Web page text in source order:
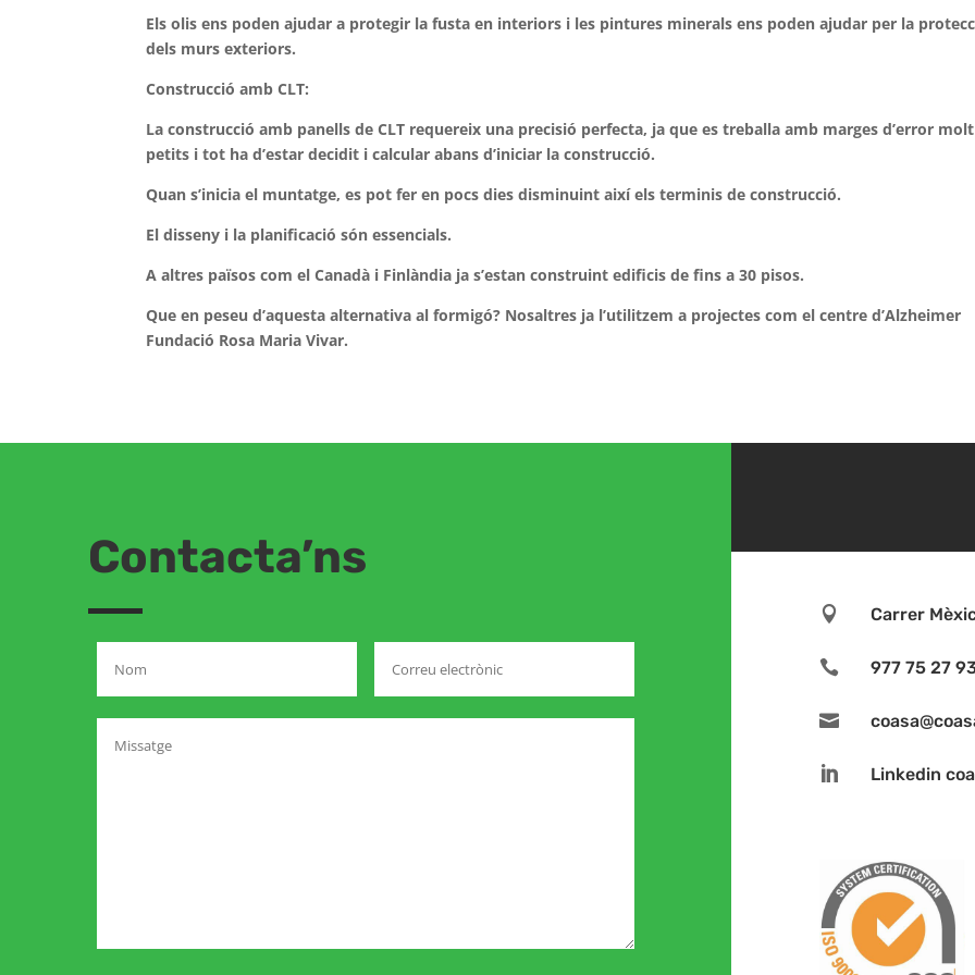
Els olis ens poden ajudar a protegir la fusta en interiors i les pintures minerals ens poden ajudar per la
dels murs exteriors.
Construcció amb CLT:
La construcció amb panells de CLT requereix una precisió perfecta, ja que es treballa amb marges d’error molt
petits i tot ha d’estar decidit i calcular abans d’iniciar la construcció.
Quan s’inicia el muntatge, es pot fer en pocs dies disminuint així els terminis de construcció.
El disseny i la planificació són essencials.
A altres països com el Canadà i Finlàndia ja s’estan construint edificis de fins a 30 pisos.
Que en peseu d’aquesta alternativa al formigó? Nosaltres ja l’utilitzem a projectes com el centre d’Alzheimer
Fundació Rosa Maria Vivar.
Contacta’ns
 Carrer
 977 75 27

 Linkedin